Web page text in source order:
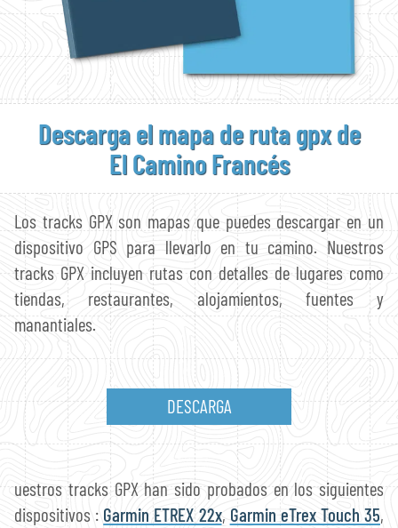
Descarga el mapade ruta gpx de
El Camino Francés
Los tracks GPX son mapas que puedes descargar en un
dispositivo GPS para llevarlo en tu camino. Nuestros
tracks GPX incluyen rutas con detalles de lugares como
tiendas, restaurantes, alojamientos, fuentes y
manantiales.
DESCARGA
uestros tracks GPX han sido probados en los siguientes
dispositivos : Garmin ETREX 22x, Garmin eTrex Touch 35,